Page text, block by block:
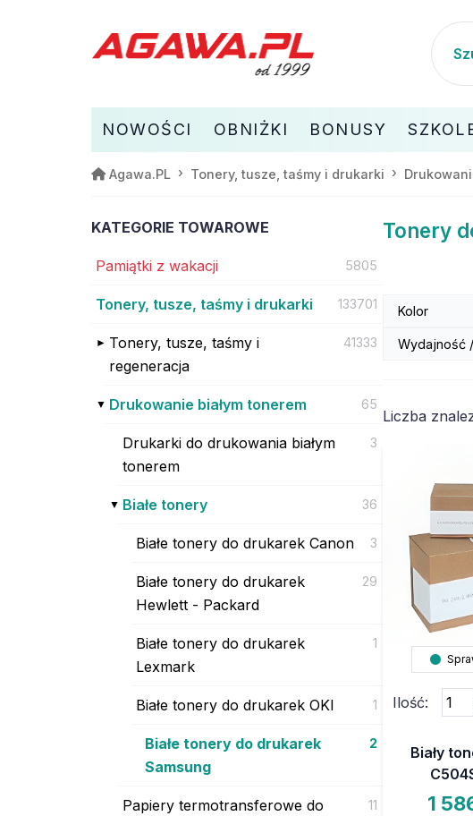
NOWOŚCI OBNIŻKI BONUSY
Agawa.PL Tonery, tusze, taśmy i drukarki
KATEGORIE TOWAROWE
Pamiątki z wakacji 5805
Tonery, tusze, taśmy i drukarki 133701
Tonery, tusze, taśmy i
regeneracja
41333
Drukowanie białym tonerem 65
Drukarki do drukowania białym
tonerem
3
Białe tonery 36
Białe tonery do drukarek Canon 3
Białe tonery do drukarek
Hewlett - Packard
29
Białe tonery do drukarek
Lexmark
1
Białe tonery do drukarek OKI 1
Białe tonery do drukarek
Samsung
2
Papiery termotransferowe do
11
Tonery
Liczba
Ilość:
Biały
1